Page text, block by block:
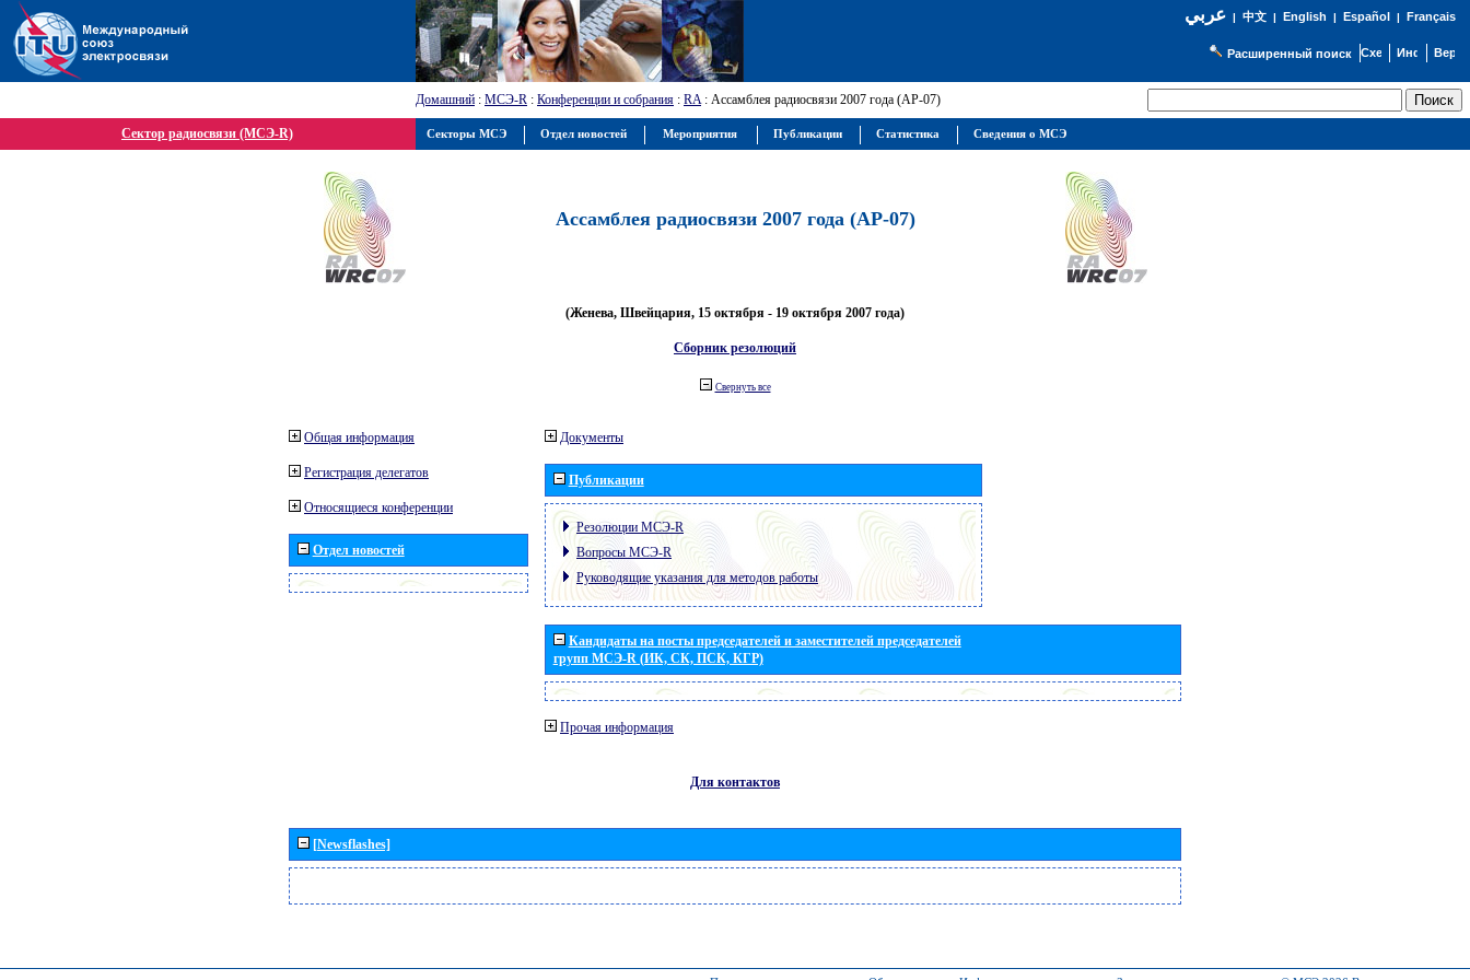
عربي| 中文| English | Español | Français
Расширенный поиск
Домашний : МСЭ-R : Конференции и собрания : RA: Ассамблея радиосвязи 2007 года (АР-07)
Сектор радиосвязи (МСЭ-R)
Ассамблея радиосвязи 2007 года (АР-07)
(Женева, Швейцария, 15 октября - 19 октября 2007 года)
Сборник резолюций
Свернуть все
Общая информация
Регистрация делегатов
Относящиеся конференции
Отдел новостей
Документы
Публикации
Резолюции МСЭ-R
Вопросы МСЭ-R
Руководящие указания для методов работы
Кандидаты на посты председателей и заместителей председателей
групп МСЭ-R (ИК, СК, ПСК, КГР)
Прочая информация
Для контактов
[Newsflashes]
Секторы МСЭ Отдел новостей Мероприятия Публикации Статистика Сведения о МСЭ